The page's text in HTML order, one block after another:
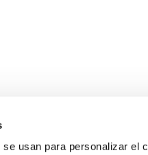
usan para personalizar el